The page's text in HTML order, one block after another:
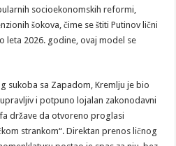
socioekonomskih reformi,
šokova, čime se štiti Putinov lični
leta 2026. godine, ovaj model se
sukoba sa Zapadom, Kremlju je bio
i potpuno lojalan zakonodavni
države da otvoreno proglasi
strankom“. Direktan prenos ličnog